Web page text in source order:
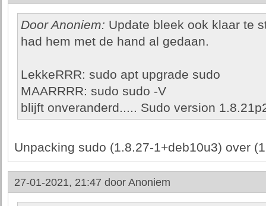
Door Anoniem: Update bleek ook klaar te
had hem met de hand al gedaan.
LekkeRRR: sudo apt upgrade sudo
MAARRRR: sudo sudo -V
blijft onveranderd..... Sudo version
Unpacking sudo (1.8.27-1+deb10u3) over
27-01-2021, 21:47 door Anoniem